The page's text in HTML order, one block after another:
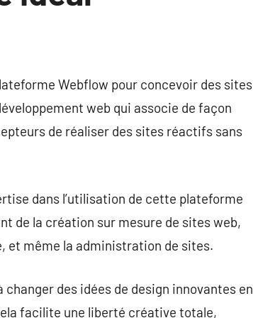
Webflow pour concevoir des sites
web qui associe de façon
de réaliser des sites réactifs sans
dans l’utilisation de cette plateforme
de la création sur mesure de sites web,
et même la administration de sites.
des idées de design innovantes en
facilite une liberté créative totale,